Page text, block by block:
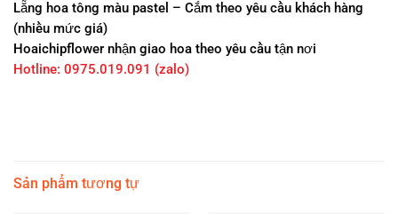
Lẵng hoa tông màu pastel – Cắm theo yêu cầu khách hàng
(nhiều mức giá)
Hoaichipflower nhận giao hoa theo yêu cầu tận nơi
Hotline: 0975.019.091 (zalo)
Sản phẩm tương tự